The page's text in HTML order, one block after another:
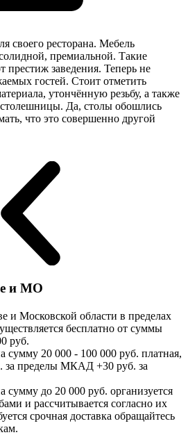
своего ресторана. Мебель
премиальной. Такие
престиж заведения. Теперь не
гостей. Стоит отметить
утончённую резьбу, а также
Да, столы обошлись
что это совершенно другой
и МО
и Московской области в пределах
бесплатно от суммы
руб.
сумму 20 000 - 100 000 руб. платная,
за пределы МКАД +30 руб. за
сумму до 20 000 руб. организуется
и рассчитывается согласно их
срочная доставка обращайтесь